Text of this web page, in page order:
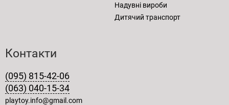
Надувні вироби
Дитячий транспорт
Контакти
(095) 815-42-06
(063) 040-15-34
playtoy.info@gmail.com